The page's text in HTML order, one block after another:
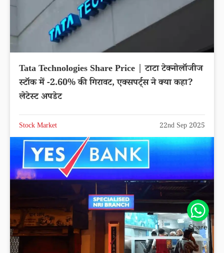
Tata Technologies Share Price | टाटा टेक्नोलॉजीज
स्टॉक में -2.60% की गिरावट, एक्सपर्ट्स ने क्या कहा?
लेटेस्ट अपडेट
Stock Market 22nd Sep 2025
Share